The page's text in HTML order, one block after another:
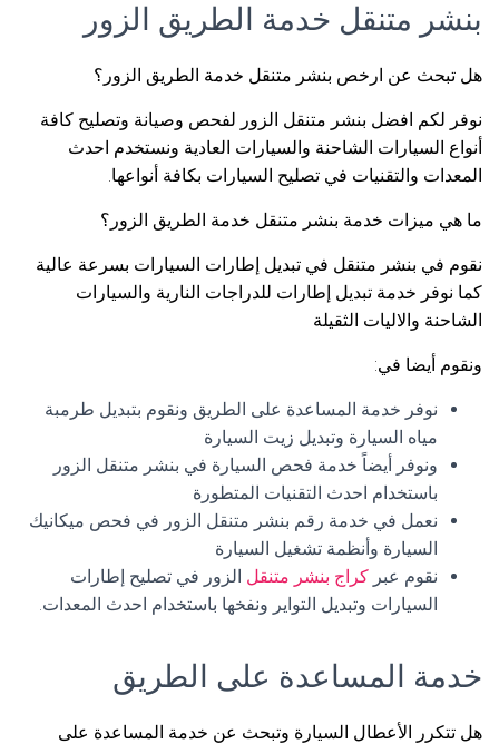
بنشر متنقل خدمة الطريق الزور
هل تبحث عن ارخص بنشر متنقل خدمة الطريق الزور؟
نوفر لكم افضل بنشر متنقل الزور لفحص وصيانة وتصليح كافة
أنواع السيارات الشاحنة والسيارات العادية ونستخدم احدث
المعدات والتقنيات في تصليح السيارات بكافة أنواعها.
ما هي ميزات خدمة بنشر متنقل خدمة الطريق الزور؟
نقوم في بنشر متنقل في تبديل إطارات السيارات بسرعة عالية
كما نوفر خدمة تبديل إطارات للدراجات النارية والسيارات
الشاحنة والاليات الثقيلة
ونقوم أيضا في:
نوفر خدمة المساعدة على الطريق ونقوم بتبديل طرمبة
مياه السيارة وتبديل زيت السيارة
ونوفر أيضاً خدمة فحص السيارة في بنشر متنقل الزور
باستخدام احدث التقنيات المتطورة
نعمل في خدمة رقم بنشر متنقل الزور في فحص ميكانيك
السيارة وأنظمة تشغيل السيارة
نقوم عبر كراج بنشر متنقل الزور في تصليح إطارات
السيارات وتبديل التواير ونفخها باستخدام احدث المعدات.
خدمة المساعدة على الطريق
هل تتكرر الأعطال السيارة وتبحث عن خدمة المساعدة على